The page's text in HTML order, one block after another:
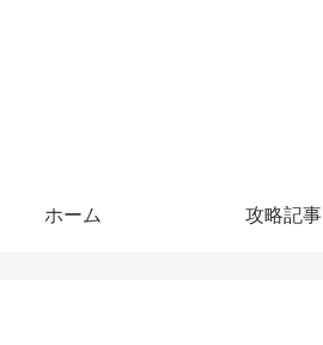
ホーム 攻略記事